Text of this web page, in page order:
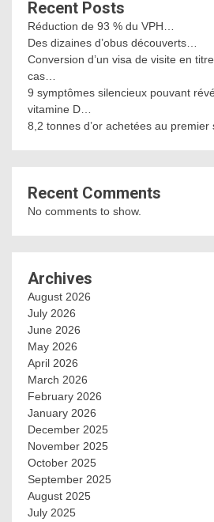
Recent Posts
Réduction de 93 % du VPH…
Des dizaines d’obus découverts…
Conversion d’un visa de visite en
cas…
9 symptômes silencieux pouvant
vitamine D…
8,2 tonnes d’or achetées au premier
Recent Comments
No comments to show.
Archives
August 2026
July 2026
June 2026
May 2026
April 2026
March 2026
February 2026
January 2026
December 2025
November 2025
October 2025
September 2025
August 2025
July 2025